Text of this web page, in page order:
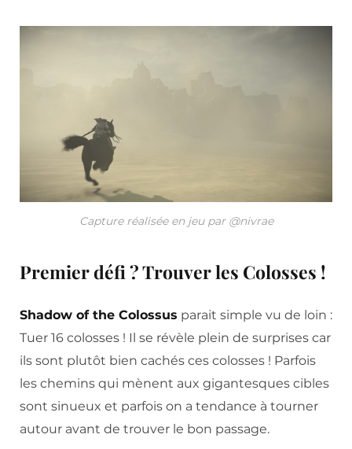
Capture réalisée en jeu par @nivrae
Premier défi ? Trouver les Colosses !
Shadow of the Colossus parait simple vu de loin :
Tuer 16 colosses ! Il se révèle plein de surprises car
ils sont plutôt bien cachés ces colosses ! Parfois
les chemins qui mènent aux gigantesques cibles
sont sinueux et parfois on a tendance à tourner
autour avant de trouver le bon passage.